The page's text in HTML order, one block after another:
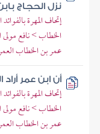
نزل الحجاج بابن
إتحاف المهرة
الخطاب > نافع
عمر بن الخطاب
أن ابن عمر
إتحاف المهرة
الخطاب > نافع
عمر بن الخطاب